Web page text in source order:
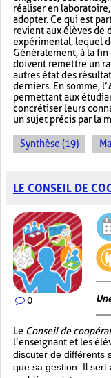
réaliser en
adopter. Ce qui est
revient aux élèves de
expérimental, lequel
Généralement, à la fin
doivent remettre un
autres état des
derniers. En somme, l’
permettant aux
concrétiser leurs
un sujet précis par la
Synthèse (19)
LE CONSEIL DE
0
Le Conseil de
l’enseignant et les
discuter de différents
que sa gestion. Il sert